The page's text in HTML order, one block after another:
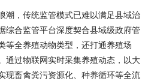
，传统监管模式已难以满足县域治
综合监管平台深度契合县域级政府管
等全养殖动物类型，还打通养殖场
通过物联网实时采集养殖动态，以大
现畜禽粪污资源化、 种养循环等全流